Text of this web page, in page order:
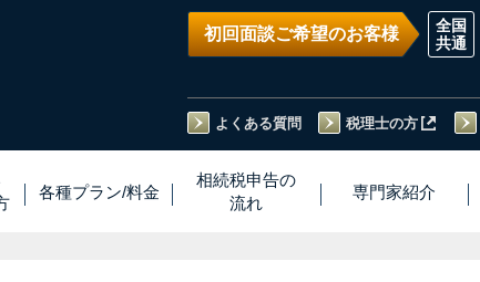
初回面談ご希望のお客様
よくある質問 税理士の方
各種プラン/料金
相続税申告の
流れ
専門家紹介